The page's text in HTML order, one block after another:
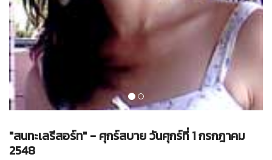
"สนทะเลรีสอร์ท" - ศุกร์สบาย วันศุกร์ที่ 1 กรกฎาคม
2548